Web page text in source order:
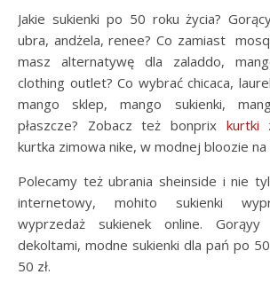
Jakie sukienki po 50 roku życia?
ubra, andżela, renee? Co zamiast
masz alternatywę dla zaladdo,
clothing outlet? Co wybrać chicaca,
mango sklep, mango sukienki,
płaszcze? Zobacz też bonprix kurtki
kurtka zimowa nike, w modnej bloozie na
Polecamy też ubrania sheinside i nie
internetowy, mohito sukienki
wyprzedaż sukienek online.
dekoltami, modne sukienki dla pań po
50 zł.